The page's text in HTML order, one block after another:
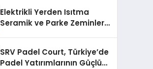
Elektrikli Yerden Isıtma
Seramik ve Parke Zeminler
SRV Padel Court, Türkiye’de
Padel Yatırımlarının Güçlü